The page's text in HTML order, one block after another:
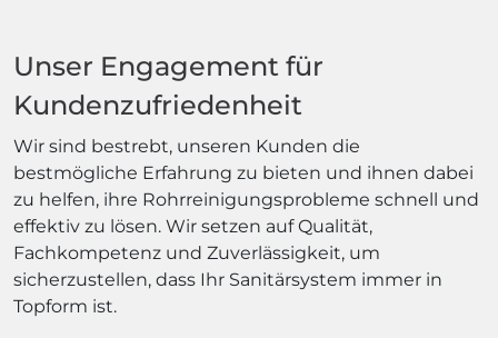
Unser Engagement für
Kundenzufriedenheit
Wir sind bestrebt, unseren Kunden die
bestmögliche Erfahrung zu bieten und ihnen dabei
zu helfen, ihre Rohrreinigungsprobleme schnell und
effektiv zu lösen. Wir setzen auf Qualität,
Fachkompetenz und Zuverlässigkeit, um
sicherzustellen, dass Ihr Sanitärsystem immer in
Topform ist.